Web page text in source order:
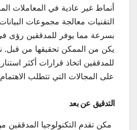
أنماط غير عادية في المعاملات
التقنيات معالجة مجموعات
بسرعة مما يوفر للمدققين رؤى
يكن من الممكن تحقيقها من قبل.
للمدققين اتخاذ قرارات أكثر
على المجالات التي تتطلب
التدقيق عن بعد
مكن تقدم التكنولوجيا المدققين